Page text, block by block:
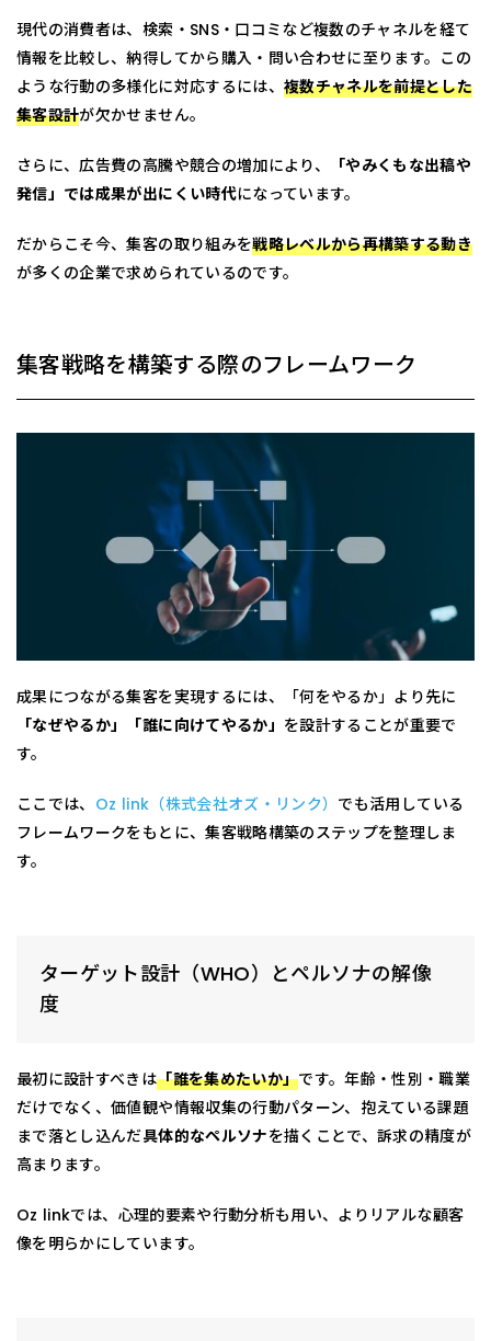
現代の消費者は、検索・SNS・口コミなど複数のチャネルを経て
情報を比較し、納得してから購入・問い合わせに至ります。この
ような行動の多様化に対応するには、 複数チャネルを前提とした
集客設計が欠かせません。
さらに、広告費の高騰や競合の増加により、
「やみくもな出稿や
発信」では成果が出にくい時代になっています。
だからこそ今、集客の取り組みを戦略レベルから再構築する動き
が多くの企業で求められているのです。
集客戦略を構築する際のフレームワーク
成果につながる集客を実現するには、「何をやるか」より先に
「なぜやるか」「誰に向けてやるか」 を設計することが重要で
す。
ここでは、 Oz link（株式会社オズ・リンク） でも活用している
フレームワークをもとに、集客戦略構築のステップを整理しま
す。
ターゲット設計（WHO）とペルソナの解像
度
最初に設計すべきは「誰を集めたいか」です。年齢・性別・職業
だけでなく、価値観や情報収集の行動パターン、抱えている課題
まで落とし込んだ具体的なペルソナを描くことで、訴求の精度が
高まります。
Oz linkでは、心理的要素や行動分析も用い、よりリアルな顧客
像を明らかにしています。